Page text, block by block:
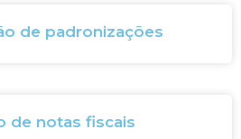
de padronizações
de notas fiscais